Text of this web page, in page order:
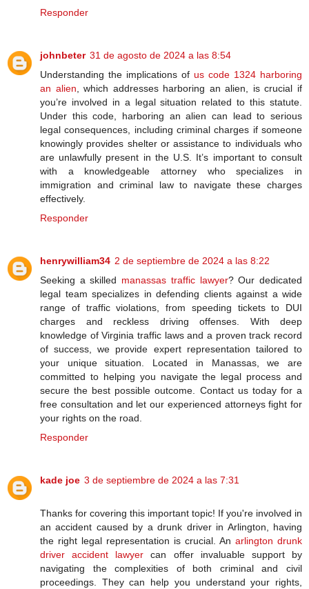
Responder
johnbeter 31 de agosto de 2024 a las 8:54
Understanding the implications of us code 1324 harboring
an alien, which addresses harboring an alien, is crucial if
you’re involved in a legal situation related to this statute.
Under this code, harboring an alien can lead to serious
legal consequences, including criminal charges if someone
knowingly provides shelter or assistance to individuals who
are unlawfully present in the U.S. It’s important to consult
with a knowledgeable attorney who specializes in
immigration and criminal law to navigate these charges
effectively.
Responder
henrywilliam34 2 de septiembre de 2024 a las 8:22
Seeking a skilled manassas traffic lawyer? Our dedicated
legal team specializes in defending clients against a wide
range of traffic violations, from speeding tickets to DUI
charges and reckless driving offenses. With deep
knowledge of Virginia traffic laws and a proven track record
of success, we provide expert representation tailored to
your unique situation. Located in Manassas, we are
committed to helping you navigate the legal process and
secure the best possible outcome. Contact us today for a
free consultation and let our experienced attorneys fight for
your rights on the road.
Responder
kade joe 3 de septiembre de 2024 a las 7:31
Thanks for covering this important topic! If you're involved in
an accident caused by a drunk driver in Arlington, having
the right legal representation is crucial. An arlington drunk
driver accident lawyer can offer invaluable support by
navigating the complexities of both criminal and civil
proceedings. They can help you understand your rights,